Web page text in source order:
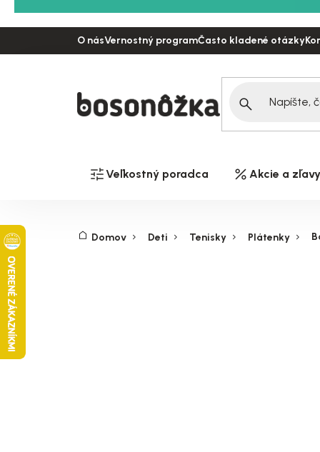
na
O násVernostný programČasto kladené otázky
Veľkostný poradca Akcie a zľavy
Domov Deti Tenisky Plátenky